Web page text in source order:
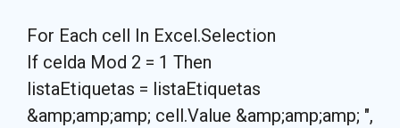
For Each cell In Excel.Selection
If celda Mod 2 = 1 Then
listaEtiquetas = listaEtiquetas
&amp;amp;amp; cell.Value &amp;amp;amp; ",